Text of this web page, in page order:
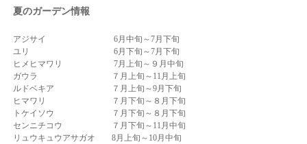
夏のガーデン情報
アジサイ 6月中旬～7月下旬
ユリ 6月下旬～7月下旬
ヒメヒマワリ 7月上旬～９月中旬
ガウラ ７月上旬～11月上旬
ルドベキア ７月上旬～9月下旬
ヒマワリ ７月下旬～８月下旬
トケイソウ ７月下旬～８月下旬
センニチコウ ７月下旬～11月中旬
リュウキュウアサガオ 8月上旬～10月中旬